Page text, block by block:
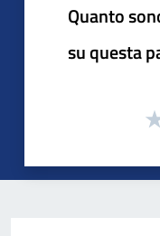
Quanto
su questa